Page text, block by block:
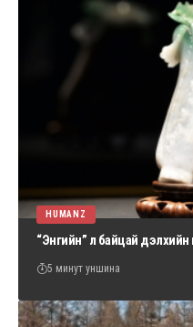
HUMANZ
“Энгийн” л байцай
5 минут уншина